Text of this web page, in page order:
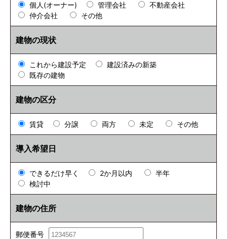
個人(オーナー) 管理会社
不動産会社
仲介会社
その他
建物の現状
これから建設予定
建設済みの新築
既存の建物
建物の区分
賃貸 分譲 両方 未定 その他
導入希望日
できるだけ早く 2か月以内
半年
検討中
建物の住所
郵便番号